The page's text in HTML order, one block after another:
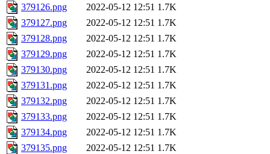
379126.png
2022-05-12 12:51 1.7K
379127.png
2022-05-12 12:51 1.7K
379128.png
2022-05-12 12:51 1.7K
379129.png
2022-05-12 12:51 1.7K
379130.png
2022-05-12 12:51 1.7K
379131.png
2022-05-12 12:51 1.7K
379132.png
2022-05-12 12:51 1.7K
379133.png
2022-05-12 12:51 1.7K
379134.png
2022-05-12 12:51 1.7K
379135.png
2022-05-12 12:51 1.7K